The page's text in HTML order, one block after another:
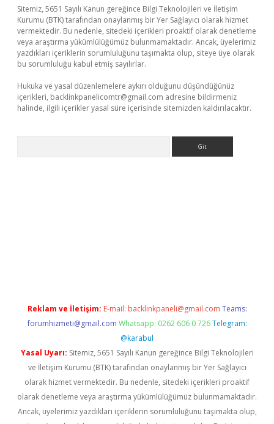
Sitemiz, 5651 Sayılı Kanun gereğince Bilgi Teknolojileri ve İletişim
Kurumu (BTK) tarafından onaylanmış bir Yer Sağlayıcı olarak hizmet
vermektedir. Bu nedenle, sitedeki içerikleri proaktif olarak denetleme
veya araştırma yükümlülüğümüz bulunmamaktadır. Ancak, üyelerimiz
yazdıkları içeriklerin sorumluluğunu taşımakta olup, siteye üye olarak
bu sorumluluğu kabul etmiş sayılırlar.
Hukuka ve yasal düzenlemelere aykırı olduğunu düşündüğünüz
içerikleri, backlinkpanelicomtr@gmail.com adresine bildirmeniz
halinde, ilgili içerikler yasal süre içerisinde sitemizden kaldırılacaktır.
Reklam ve İletişim: E-mail: backlinkpaneli@gmail.com Teams:
forumhizmeti@gmail.com Whatsapp: 0262 606 0 726 Telegram:
@karabul
Yasal Uyarı: Sitemiz, 5651 Sayılı Kanun gereğince Bilgi Teknolojileri
ve İletişim Kurumu (BTK) tarafından onaylanmış bir Yer Sağlayıcı
olarak hizmet vermektedir. Bu nedenle, sitedeki içerikleri proaktif
olarak denetleme veya araştırma yükümlülüğümüz bulunmamaktadır.
Ancak, üyelerimiz yazdıkları içeriklerin sorumluluğunu taşımakta olup,